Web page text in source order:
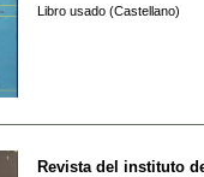
Libro usado (Castellano)
Revista del instituto